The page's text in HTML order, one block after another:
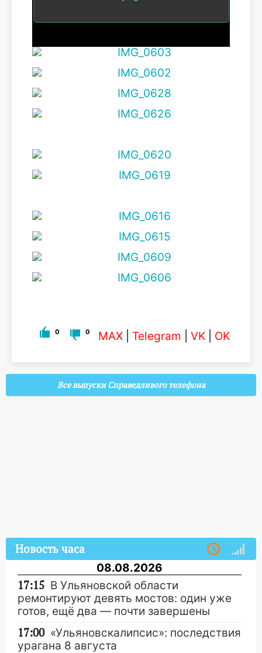
0 0 MAX Telegram VK OK
Все выпуски Справедливого телефона
Новость часа
08.08.2026
17:15 В Ульяновской области
ремонтируют девять мостов: один уже
готов, ещё два — почти завершены
17:00 «Ульяновскалипсис»: последствия
урагана 8 августа